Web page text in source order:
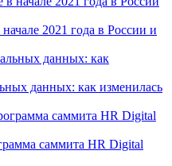
2021 года в России и
данных: как изменилась
саммита HR Digital